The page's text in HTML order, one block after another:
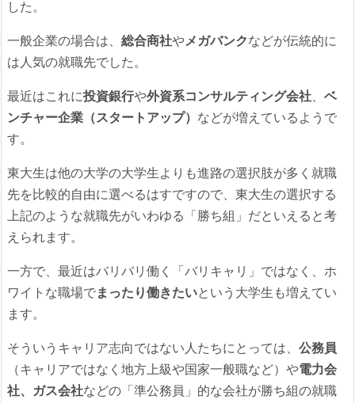
した。
一般企業の場合は、 総合商社やメガバンクなどが伝統的に
は人気の就職先でした。
最近はこれに投資銀行や外資系コンサルティング会社、 ベ
ンチャー企業（スタートアップ） などが増えているようで
す。
東大生は他の大学の大学生よりも進路の選択肢が多く就職
先を比較的自由に選べるはすですので、東大生の選択する
上記のような就職先がいわゆる「勝ち組」だといえると考
えられます。
一方で、最近はバリバリ働く「バリキャリ」ではなく、ホ
ワイトな職場でまったり働きたいという大学生も増えてい
ます。
そういうキャリア志向ではない人たちにとっては、 公務員
（キャリアではなく地方上級や国家一般職など）や電力会
社、ガス会社などの「準公務員」的な会社が勝ち組の就職